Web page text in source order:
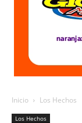
Inicio Los Hechos
Los Hechos